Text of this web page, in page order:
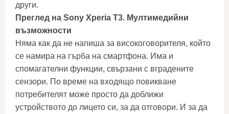
други.
Преглед на Sony Xperia T3. Мултимедийни
възможности
Няма как да не напиша за високоговорителя, който
се намира на гърба на смартфона. Има и
спомагателни функции, свързани с вградените
сензори. По време на входящо повикване
потребителят може просто да доближи
устройството до лицето си, за да отговори. И за да